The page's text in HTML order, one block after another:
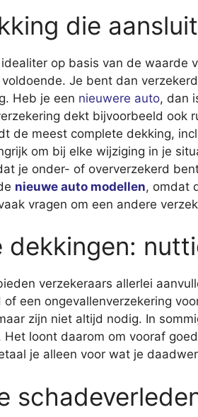
die
op basis van de waarde
Je bent dan
Heb je een nieuwere auto, dan
dekt bijvoorbeeld ook
de meest complete dekking,
om bij elke wijziging in je
je onder- of oververzekerd
nieuwe auto modellen, omdat
vragen om een andere
dekkingen:
verzekeraars allerlei
een ongevallenverzekering
zijn niet altijd nodig. In
Het loont daarom om vooraf
je alleen voor wat je